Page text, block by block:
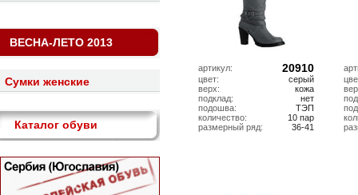
ВЕСНА-ЛЕТО 2013
Cумки женские
Каталог обуви
артикул: 20910
цвет:
серый
верх:
кожа
подклад:
нет
подошва:
ТЭП
количество:
10 пар
размерный ряд:36-41